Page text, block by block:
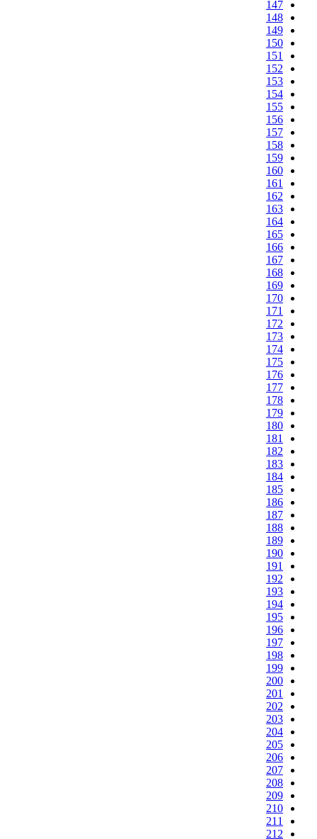
147
148
149
150
151
152
153
154
155
156
157
158
159
160
161
162
163
164
165
166
167
168
169
170
171
172
173
174
175
176
177
178
179
180
181
182
183
184
185
186
187
188
189
190
191
192
193
194
195
196
197
198
199
200
201
202
203
204
205
206
207
208
209
210
211
212